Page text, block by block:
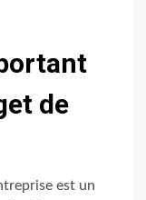
de
est un